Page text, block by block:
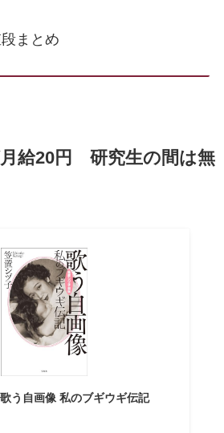
まとめ
給20円 研究生の間は無
う自画像 私のブギウギ伝記